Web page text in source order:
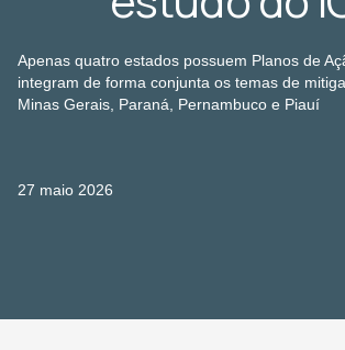
Apenas quatro estados possuem Planos de
integram de forma conjunta os temas de
Minas Gerais, Paraná, Pernambuco e Piauí
27 maio 2026